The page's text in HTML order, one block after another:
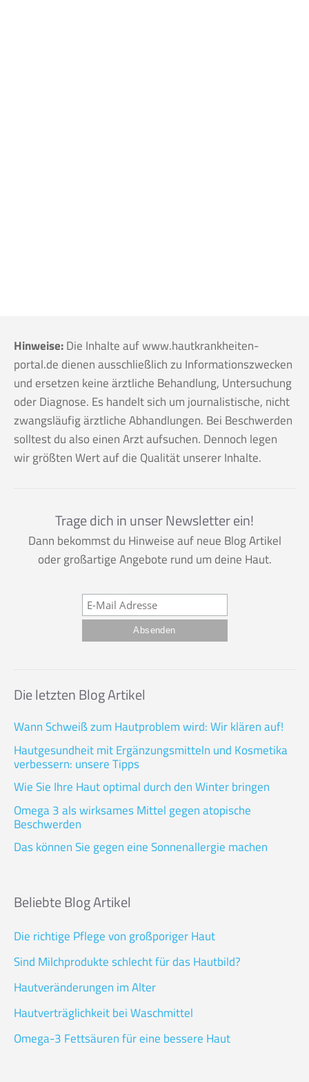
Hinweise:Die Inhalte auf www.hautkrankheiten-
portal.de dienen ausschließlich zu Informationszwecken
und ersetzen keine ärztliche Behandlung, Untersuchung
oder Diagnose. Es handelt sich um journalistische, nicht
zwangsläufig ärztliche Abhandlungen. Bei Beschwerden
solltest du also einen Arzt aufsuchen. Dennoch legen
wir größten Wert auf die Qualität unserer Inhalte.
Trage dich in unser Newsletter ein!
Dann bekommst du Hinweise auf neue Blog Artikel
oder großartige Angebote rund um deine Haut.
Die letzten Blog Artikel
Wann Schweiß zum Hautproblem wird: Wir klären auf!
Hautgesundheit mit Ergänzungsmitteln und Kosmetika
verbessern: unsere Tipps
Wie Sie Ihre Haut optimal durch den Winter bringen
Omega 3 als wirksames Mittel gegen atopische
Beschwerden
Das können Sie gegen eine Sonnenallergie machen
Beliebte Blog Artikel
Die richtige Pflege von großporiger Haut
Sind Milchprodukte schlecht für das Hautbild?
Hautveränderungen im Alter
Hautverträglichkeit bei Waschmittel
Omega-3 Fettsäuren für eine bessere Haut